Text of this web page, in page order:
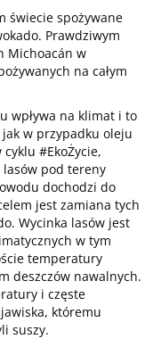
świecie spożywane
Prawdziwym
Michoacán w
na całym
wpływa na klimat i to
w przypadku oleju
#EkoŻycie,
lasów pod tereny
dochodzi do
jest zamiana tych
Wycinka lasów jest
w tym
temperatury
deszczów nawalnych.
i częste
któremu
suszy.